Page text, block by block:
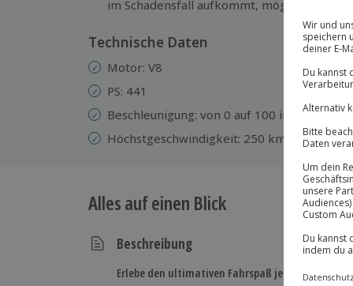
im Schadensfall aufkommt, möglich)
Technische Daten
Motor: V8
PS: 441
Beschleunigung: von 0 auf 100 in 5 sek.
Höchstgeschwindigkeit: 250 km/h
Alles auf einen Blick
Beschreibung
Erlebe den ultimativen Fahrspaß jetzt!